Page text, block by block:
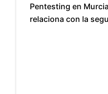
Pentesting en
relaciona con la